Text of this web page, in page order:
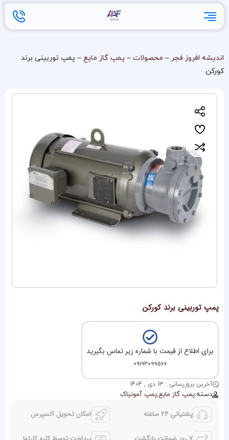
اندیشه افروز فجر – محصولات – پمپ گاز مایع – پمپ توربینی برند
کورکن
پمپ توربینی برند کورکن
برای اطلاع از قیمت با شماره زیر تماس بگیرید
09193099566
آخرین بروزرسانی : 13 دی , 1404
دسته:پمپ گاز مایع,پمپ آمونیاک
پشتیانی 24 ساعته امکان تحویل اکسپرس